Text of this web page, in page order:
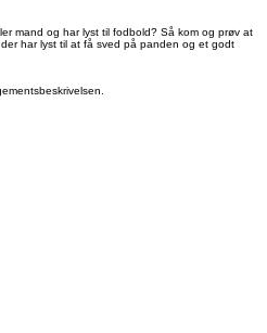
mand og har lyst til fodbold? Så kom og prøv at
har lyst til at få sved på panden og et godt